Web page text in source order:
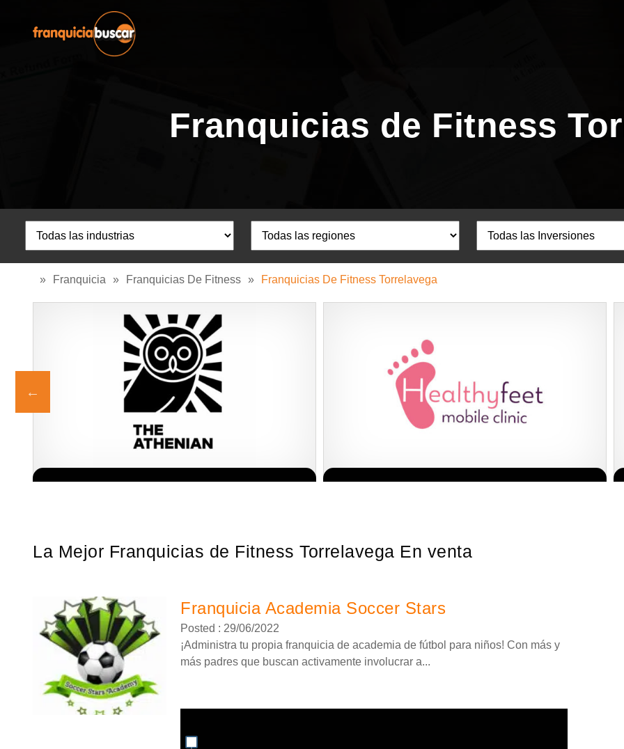
Franquicias de Fitness
» Franquicia » Franquicias De Fitness » Franquicias De Fitness Torrelavega
La Mejor Franquicias de Fitness Torrelavega En venta
Franquicia Academia Soccer Stars
Posted : 29/06/2022
¡Administra tu propia franquicia de academia de fútbol para niños! Con más y
más padres que buscan activamente involucrar a...